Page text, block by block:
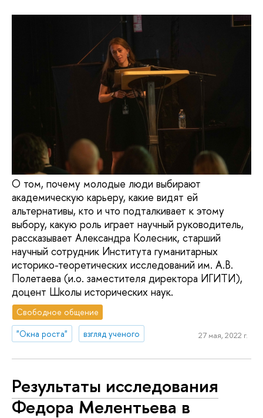
О том, почему молодые люди выбирают
академическую карьеру, какие видят ей
альтернативы, кто и что подталкивает к этому
выбору, какую роль играет научный руководитель,
рассказывает Александра Колесник, старший
научный сотрудник Института гуманитарных
историко-теоретических исследований им. А.В.
Полетаева (и.о. заместителя директора ИГИТИ),
доцент Школы исторических наук.
Свободное общение
"Окна роста"
взгляд ученого 27 мая, 2022 г.
Результаты исследования
Федора Мелентьева в